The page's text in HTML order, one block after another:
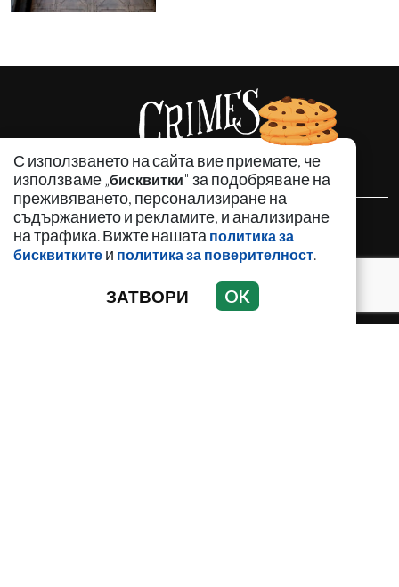
С използването на сайта вие приемате, че
използваме „бисквитки" за подобряване на
преживяването, персонализиране на
съдържанието и рекламите, и анализиране
на трафика. Вижте нашата политика за
бисквитките и политика за поверителност.
ЗАТВОРИ OK
НОВИНИ
АНАЛИЗИ
ИЗДИРВА СЕ